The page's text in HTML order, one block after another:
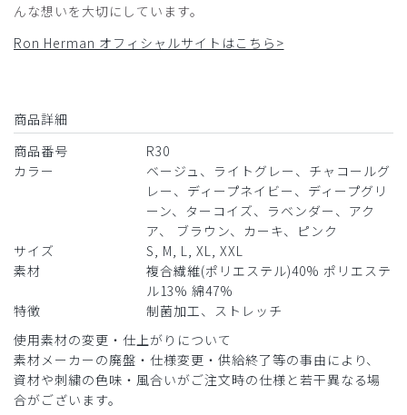
商品：R30レディース:Ron Herman スクラブパンツ/デ
んな想いを大切にしています。
Ron Herman オフィシャルサイトはこちら>
商品詳細
商品番号
R30
カラー
ベージュ、ライトグレー、チャコールグ
レー、ディープネイビー、ディープグリ
ーン、ターコイズ、ラベンダー、アク
ア、 ブラウン、カーキ、ピンク
サイズ
S, M, L, XL, XXL
素材
複合繊維(ポリエステル)40% ポリエステ
ル13% 綿47%
特徴
制菌加工、ストレッチ
使用素材の変更・仕上がりについて
素材メーカーの廃盤・仕様変更・供給終了等の事由により、
資材や刺繍の色味・風合いがご注文時の仕様と若干異なる場
合がございます。